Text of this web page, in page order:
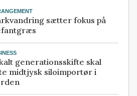
sætter fokus på
generationsskifte skal
midtjysk siloimportør i